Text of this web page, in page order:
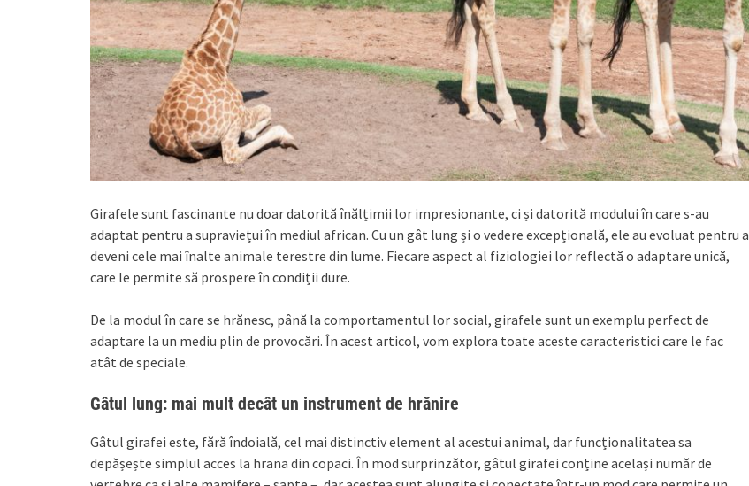
Girafele sunt fascinante nu doar datorită înălțimii lor impresionante, ci și datorită modului în care s-au
adaptat pentru a supraviețui în mediul african. Cu un gât lung și o vedere excepțională, ele au evoluat pentru a
deveni cele mai înalte animale terestre din lume. Fiecare aspect al fiziologiei lor reflectă o adaptare unică,
care le permite să prospere în condiții dure.
De la modul în care se hrănesc, până la comportamentul lor social, girafele sunt un exemplu perfect de
adaptare la un mediu plin de provocări. În acest articol, vom explora toate aceste caracteristici care le fac
atât de speciale.
Gâtul lung: mai mult decât un instrument de hrănire
Gâtul girafei este, fără îndoială, cel mai distinctiv element al acestui animal, dar funcționalitatea sa
depășește simplul acces la hrana din copaci. În mod surprinzător, gâtul girafei conține același număr de